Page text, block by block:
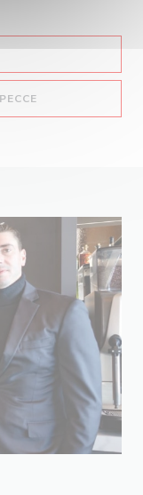
В
((ОТКРЫВАЕТСЯ